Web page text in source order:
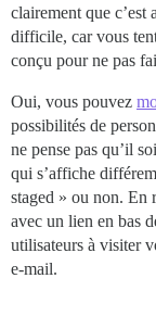
clairement que c’est
difficile, car vous
conçu pour ne pas
Oui, vous pouvez
possibilités de
ne pense pas qu’il
qui s’affiche
staged » ou non. En
avec un lien en bas
utilisateurs à visiter
e-mail.